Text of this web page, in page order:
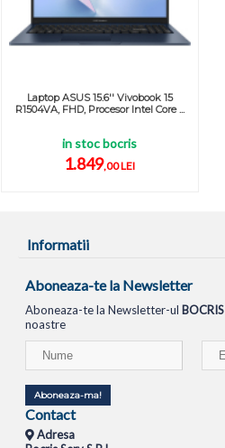
Laptop ASUS 15.6'' Vivobook 15
R1504VA, FHD, Procesor Intel Core ...
in stoc bocris
1.849,00 LEI
Informatii
Aboneaza-te la Newsletter
Aboneaza-te la Newsletter-ul BOCRIS
noastre
Aboneaza-ma!
Contact
Adresa